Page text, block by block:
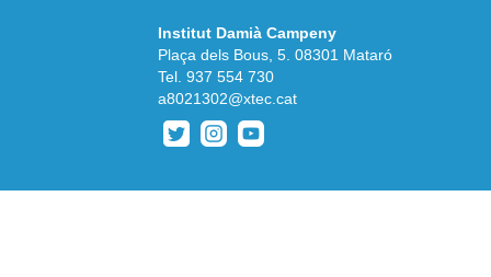
Institut Damià Campeny
Plaça dels Bous, 5. 08301 Mataró
Tel. 937 554 730
a8021302@xtec.cat